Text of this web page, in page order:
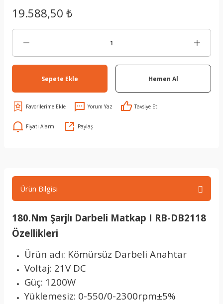
19.588,50 ₺
Sepete Ekle Hemen Al
Yorum Yaz Tavsiye Et
Fiyatı Alarmı Paylaş
Ürün Bilgisi
180.Nm Şarjlı Darbeli Matkap I RB-DB2118
Özellikleri
Ürün adı: Kömürsüz Darbeli Anahtar
Voltaj: 21V DC
Güç: 1200W
Yüklemesiz: 0-550/0-2300rpm±5%